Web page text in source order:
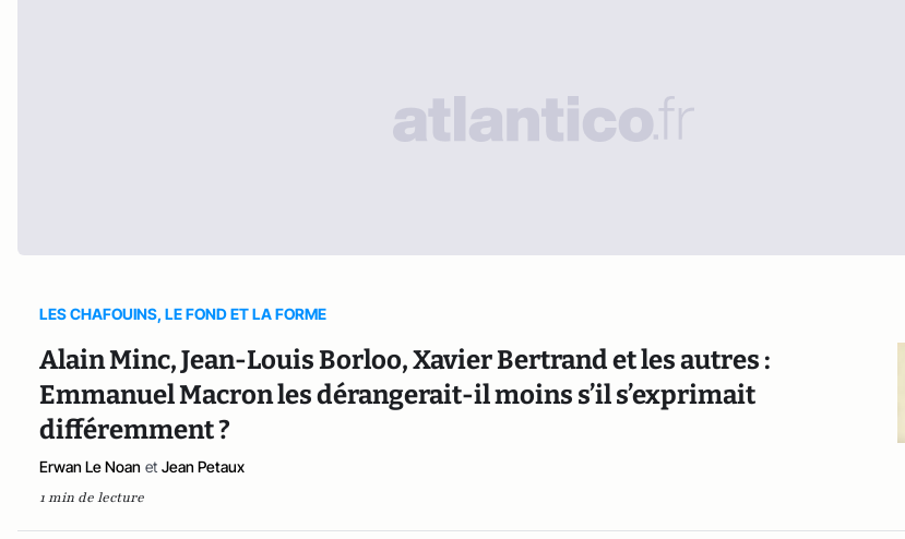
LES CHAFOUINS, LE FOND ET LA FORME
Alain Minc, Jean-Louis Borloo, Xavier Bertrand et les autres :
Emmanuel Macron les dérangerait-il moins s’il s’exprimait
différemment ?
Erwan Le Noan et Jean Petaux
1 min de lecture